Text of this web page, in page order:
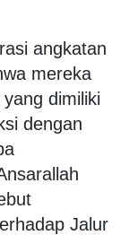
angkatan
mereka
dimiliki
dengan
Jalur